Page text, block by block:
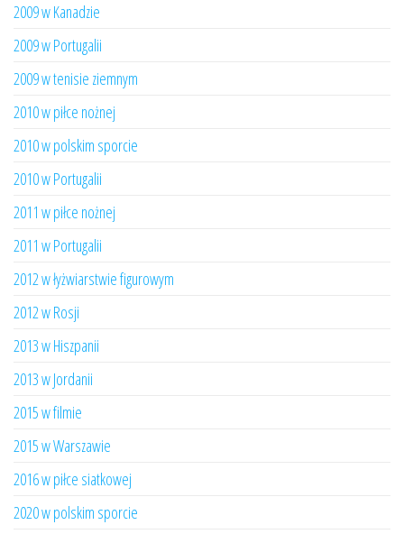
2009 w Kanadzie
2009 w Portugalii
2009 w tenisie ziemnym
2010 w piłce nożnej
2010 w polskim sporcie
2010 w Portugalii
2011 w piłce nożnej
2011 w Portugalii
2012 w łyżwiarstwie figurowym
2012 w Rosji
2013 w Hiszpanii
2013 w Jordanii
2015 w filmie
2015 w Warszawie
2016 w piłce siatkowej
2020 w polskim sporcie